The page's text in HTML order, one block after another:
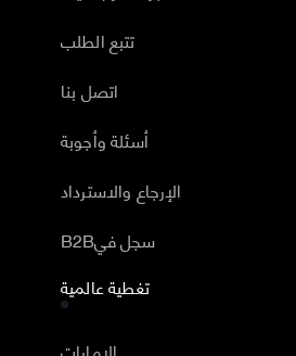
تتبع الطلب
اتصل بنا
أسئلة وأجوبة
الإرجاع والاسترداد
B2Bسجل في
تغطية عالمية